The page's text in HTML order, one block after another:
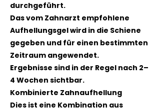
durchgeführt.
Das vom Zahnarzt empfohlene
Aufhellungsgel wird in die Schiene
gegeben und für einen bestimmten
Zeitraum angewendet.
Ergebnisse sind in der Regel nach 2–
4 Wochen sichtbar.
Kombinierte Zahnaufhellung
Dies ist eine Kombination aus